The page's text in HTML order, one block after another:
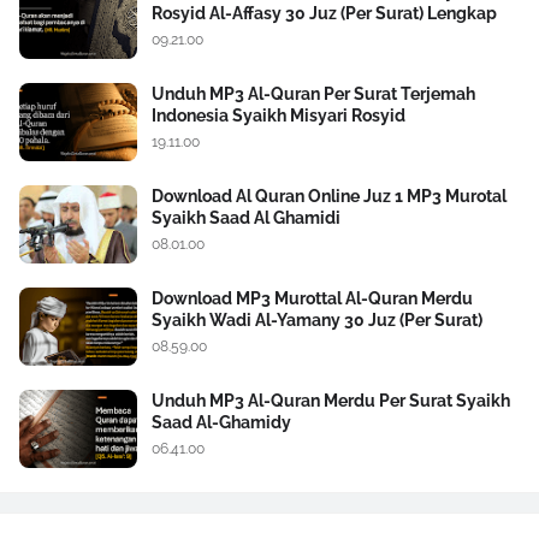
Rosyid Al-Affasy 30 Juz (Per Surat) Lengkap
09.21.00
Unduh MP3 Al-Quran Per Surat Terjemah
Indonesia Syaikh Misyari Rosyid
19.11.00
Download Al Quran Online Juz 1 MP3 Murotal
Syaikh Saad Al Ghamidi
08.01.00
Download MP3 Murottal Al-Quran Merdu
Syaikh Wadi Al-Yamany 30 Juz (Per Surat)
08.59.00
Unduh MP3 Al-Quran Merdu Per Surat Syaikh
Saad Al-Ghamidy
06.41.00